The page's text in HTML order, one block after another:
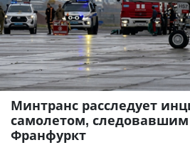
Минтранс расследует
самолетом,
Франфуркт